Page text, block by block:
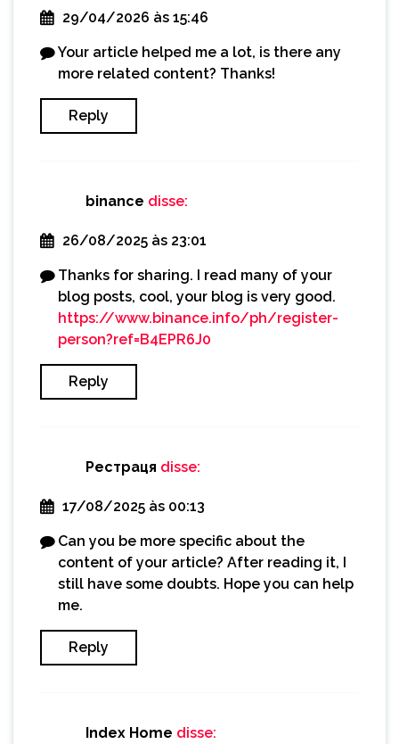
29/04/2026 às 15:46
Your article helped me a lot, is there any
more related content? Thanks!
Reply
binance disse:
26/08/2025 às 23:01
Thanks for sharing. I read many of your
blog posts, cool, your blog is very good.
https://www.binance.info/ph/register-
person?ref=B4EPR6J0
Reply
Рестраця disse:
17/08/2025 às 00:13
Can you be more specific about the
content of your article? After reading it, I
still have some doubts. Hope you can help
me.
Reply
Index Home disse: